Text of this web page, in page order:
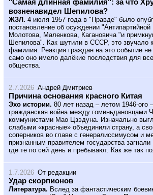
"Самая длинная фамилия": за что
возненавидел Шепилова?
ЖЗЛ. 4 июля 1957 года в "Правде" было
постановление об осуждении "Антипартийной
Молотова, Маленкова, Кагановича "и
Шепилова". Как шутили в СССР, это звучало
фамилия. Реакция граждан на это событие
само оно имело далёкие последствия для
общества.
2.7.2026 Андрей Дмитриев
Причина основания красного Китая
Эхо истории. 80 лет назад – летом 1946-ого
гражданская война между гоминьдановцами
коммунистами Мао Цзэдуна. Изначально
слабыми «красные» объединили страну, а
соперников во главе с генералиссимусом и
признанным правителем государства загнали
где те по сей день и пребывают. Как же так
1.7.2026 От редакции
Удар скорпионов
Литература. Вслед за фантастическим